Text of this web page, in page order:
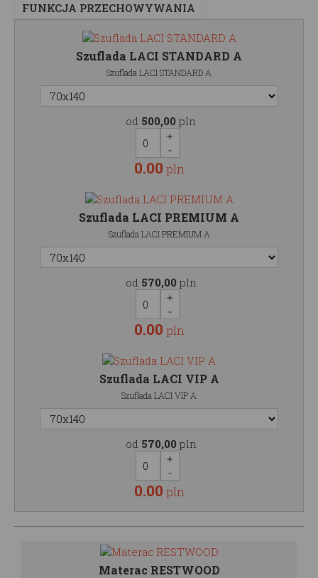
FUNKCJA PRZECHOWYWANIA
Szuflada LACI STANDARD A
Szuflada LACI STANDARD A
od 500,00 pln
0.00 pln
Szuflada LACI PREMIUM A
Szuflada LACI PREMIUM A
od 570,00 pln
0.00 pln
Szuflada LACI VIP A
Szuflada LACI VIP A
od 570,00 pln
0.00 pln
Materac RESTWOOD